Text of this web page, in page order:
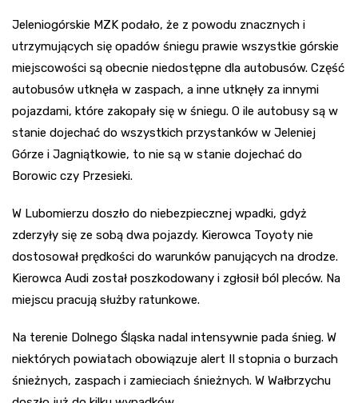
Jeleniogórskie MZK podało, że z powodu znacznych i
utrzymujących się opadów śniegu prawie wszystkie górskie
miejscowości są obecnie niedostępne dla autobusów. Część
autobusów utknęła w zaspach, a inne utknęły za innymi
pojazdami, które zakopały się w śniegu. O ile autobusy są w
stanie dojechać do wszystkich przystanków w Jeleniej
Górze i Jagniątkowie, to nie są w stanie dojechać do
Borowic czy Przesieki.
W Lubomierzu doszło do niebezpiecznej wpadki, gdyż
zderzyły się ze sobą dwa pojazdy. Kierowca Toyoty nie
dostosował prędkości do warunków panujących na drodze.
Kierowca Audi został poszkodowany i zgłosił ból pleców. Na
miejscu pracują służby ratunkowe.
Na terenie Dolnego Śląska nadal intensywnie pada śnieg. W
niektórych powiatach obowiązuje alert II stopnia o burzach
śnieżnych, zaspach i zamieciach śnieżnych. W Wałbrzychu